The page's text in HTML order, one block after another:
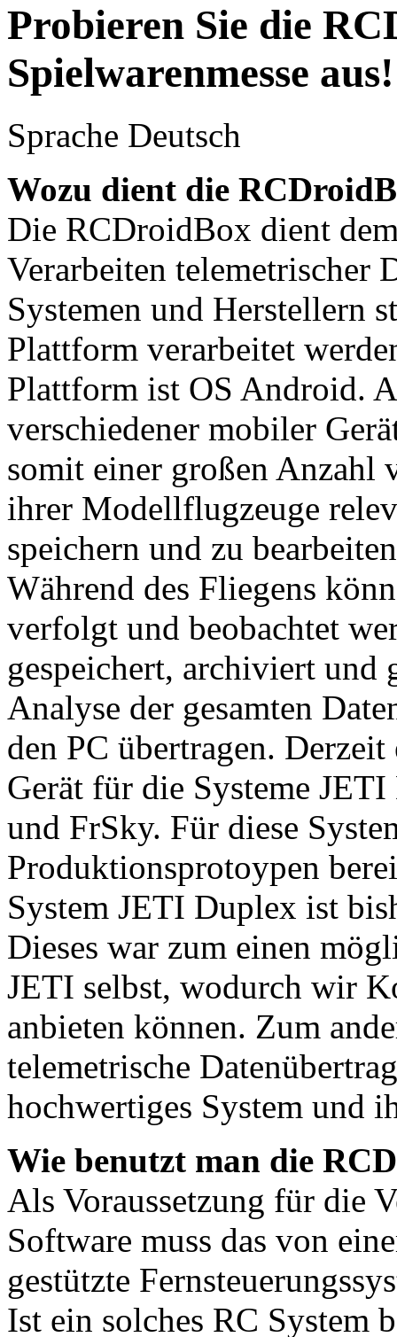
Probieren Sie die
Spielwarenmesse aus!
Sprache Deutsch
Wozu dient die
Die RCDroidBox dient
Verarbeiten telemetrischer
Systemen und Herstellern
Plattform verarbeitet
Plattform ist OS Android.
verschiedener mobiler
somit einer großen Anzahl
ihrer Modellflugzeuge
speichern und zu
Während des Fliegens
verfolgt und beobachtet
gespeichert, archiviert und
Analyse der gesamten
den PC übertragen.
Gerät für die Systeme
und FrSky. Für diese
Produktionsprotoypen
System JETI Duplex ist
Dieses war zum einen
JETI selbst, wodurch wir
anbieten können. Zum
telemetrische
hochwertiges System und
Wie benutzt man die
Als Voraussetzung für die
Software muss das von
gestützte
Ist ein solches RC System